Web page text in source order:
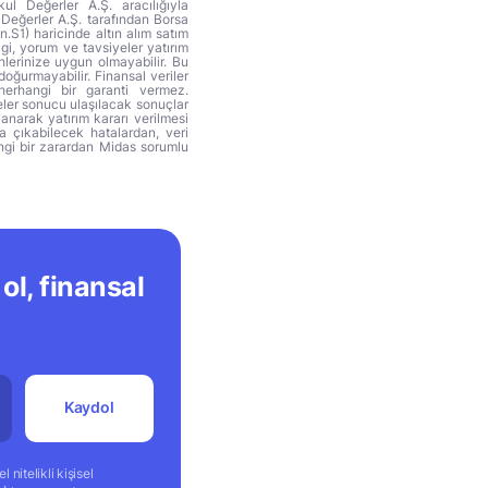
Değerler A.Ş. aracılığıyla
A.Ş. tarafından Borsa
haricinde altın alım satım
yorum ve tavsiyeler yatırım
uygun olmayabilir. Bu
Finansal veriler
bir garanti vermez.
sonucu ulaşılacak sonuçlar
yatırım kararı verilmesi
çıkabilecek hatalardan, veri
bir zarardan Midas sorumlu
ol, finansal
Kaydol
nitelikli kişisel